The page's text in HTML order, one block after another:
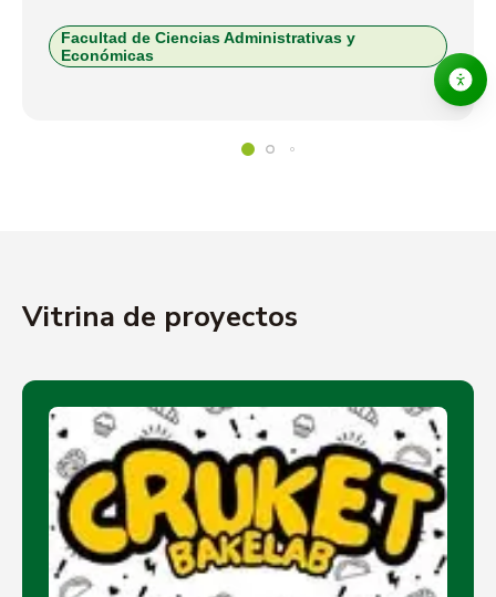
Facultad de Ciencias Administrativas y
Económicas
Vitrina de proyectos